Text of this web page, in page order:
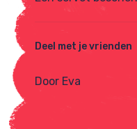
Deel met je vrienden
Door Eva